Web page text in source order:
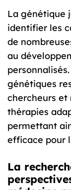
La génétique
identifier les
de
au
génétiques
chercheurs et
thérapies
permettant
efficace pour
La